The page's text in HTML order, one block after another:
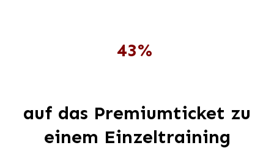
43%
auf das Premiumticket zu
einem Einzeltraining